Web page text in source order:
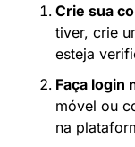
Crie sua
tiver, crie
esteja
Faça login
móvel ou
na